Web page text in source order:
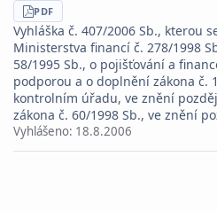
STÁHNOUT
PDF
Vyhláška č. 407/2006 Sb., kterou
Ministerstva financí č. 278/1998
58/1995 Sb., o pojišťování a
podporou a o doplnění zákona č.
kontrolním úřadu, ve znění
zákona č. 60/1998 Sb., ve znění
Vyhlášeno: 18.8.2006